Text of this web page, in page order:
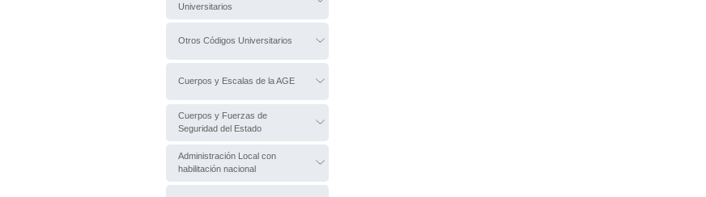
Universitarios
Otros Códigos Universitarios
Cuerpos y Escalas de la AGE
Cuerpos y Fuerzas de
Seguridad del Estado
Administración Local con
habilitación nacional